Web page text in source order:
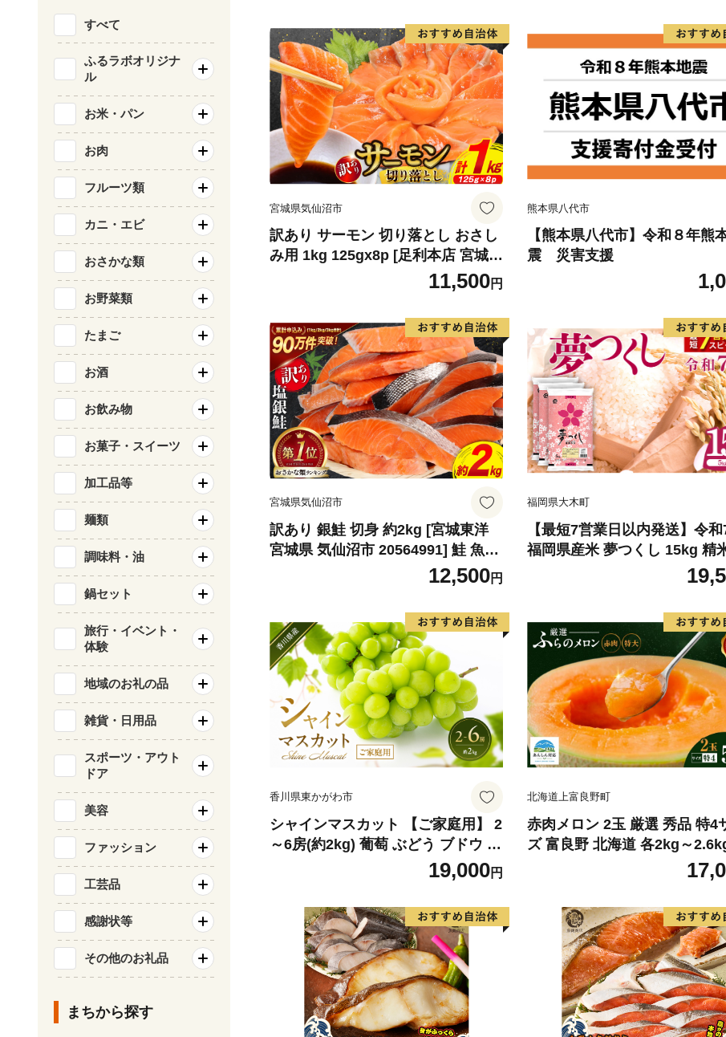
宮城県気仙沼市
訳あり サーモン 切り落とし おさし
み用 1kg 125gx8p [足利本店 宮城県
気仙沼市 20564313] 魚 魚介類 鮭 お
刺し身 刺し身 刺身 生 生食 個包装
チリ銀鮭 銀鮭 海鮮 海鮮丼 魚介
11,500円
熊本県八代市
【熊本県八代市】令和８年熊
震 災害支援
宮城県気仙沼市
訳あり 銀鮭 切身 約2kg [宮城東洋
宮城県 気仙沼市 20564991] 鮭 魚介
類 海鮮 訳アリ 規格外 不揃い さけ
サケ 鮭切身 シャケ 切り身 冷凍 家
庭用 おかず 弁当 支援 サーモン 銀
鮭切り身 魚 わけあり
12,500円
福岡県大木町
【最短7営業日以内発送】令
福岡県産米 夢つくし 15kg 精
北海道・沖縄・離島は配送不
香川県東かがわ市
シャインマスカット 【ご家庭用】 2
～6房(約2kg) 葡萄 ぶどう ブドウ フ
ルーツ 果物 くだもの 果実 旬の果物
旬のフルーツ 香川 香川県 東かがわ
19,000円
北海道上富良野町
赤肉メロン 2玉 厳選 秀品 特4
ズ 富良野 北海道 各2kg～
セット ファーム富良野 メロ
ん 果物 くだもの フルーツ デ
旬の果物 旬のフルーツ
すべて
ふるラボオリジナ
ル
お米・パン
お肉
フルーツ類
カニ・エビ
おさかな類
お野菜類
たまご
お酒
お飲み物
お菓子・スイーツ
加工品等
麺類
調味料・油
鍋セット
旅行・イベント・
体験
地域のお礼の品
雑貨・日用品
スポーツ・アウト
ドア
美容
ファッション
工芸品
感謝状等
その他のお礼品
まちから探す